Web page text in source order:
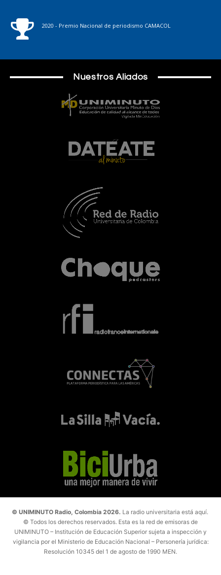
2020 - Premio Nacional de periodismo CAMACOL
Nuestros Aliados
© UNIMINUTO Radio, Colombia 2026. La radio universitaria está aquí.
© Todos los derechos reservados. Esta es la red de emisoras de
UNIMINUTO – Institución de Educación Superior sujeta a inspección y
vigilancia por el Ministerio de Educación Nacional – Personería jurídica:
Resolución 10345 del 1 de agosto de 1990 MEN.